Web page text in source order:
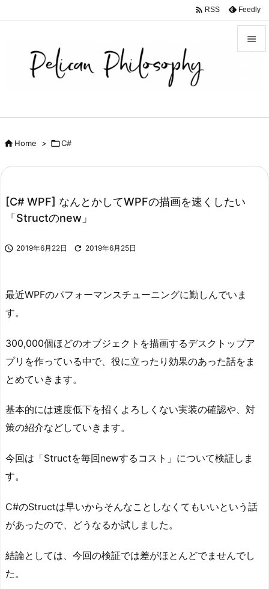

次へ
 RSS Feedly
Home > C#
[C# WPF] なんとかしてWPFの描画を速くしたい
「Structのnew」
 2019年6月22日  2019年6月25日
最近WPFのパフォーマンスチューニングに勤しんでいま
す。
300,000個ほどのオブジェクトを描画するデスクトップア
プリを作っている中で、役に立ったり効果のあった話をま
とめていきます。
基本的には速度低下を招くよろしくない実装の確認や、対
策の紹介などしていきます。
今回は「Structを毎回newするコスト」について検証しま
す。
C#のStructは早いからそんなことしなくてもいいという話
があったので、どうなるか試しました。
結論としては、今回の検証では差がほとんどでませんでし
た。